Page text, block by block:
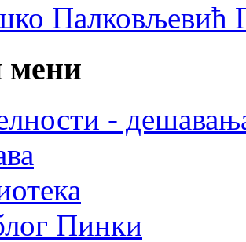
Палковљевић
мени
-
Пинки